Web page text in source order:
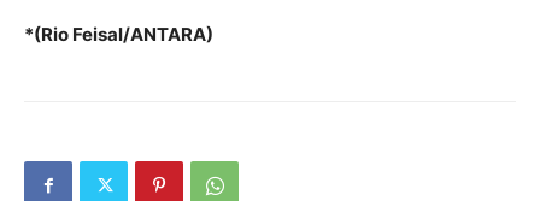
*(Rio Feisal/ANTARA)